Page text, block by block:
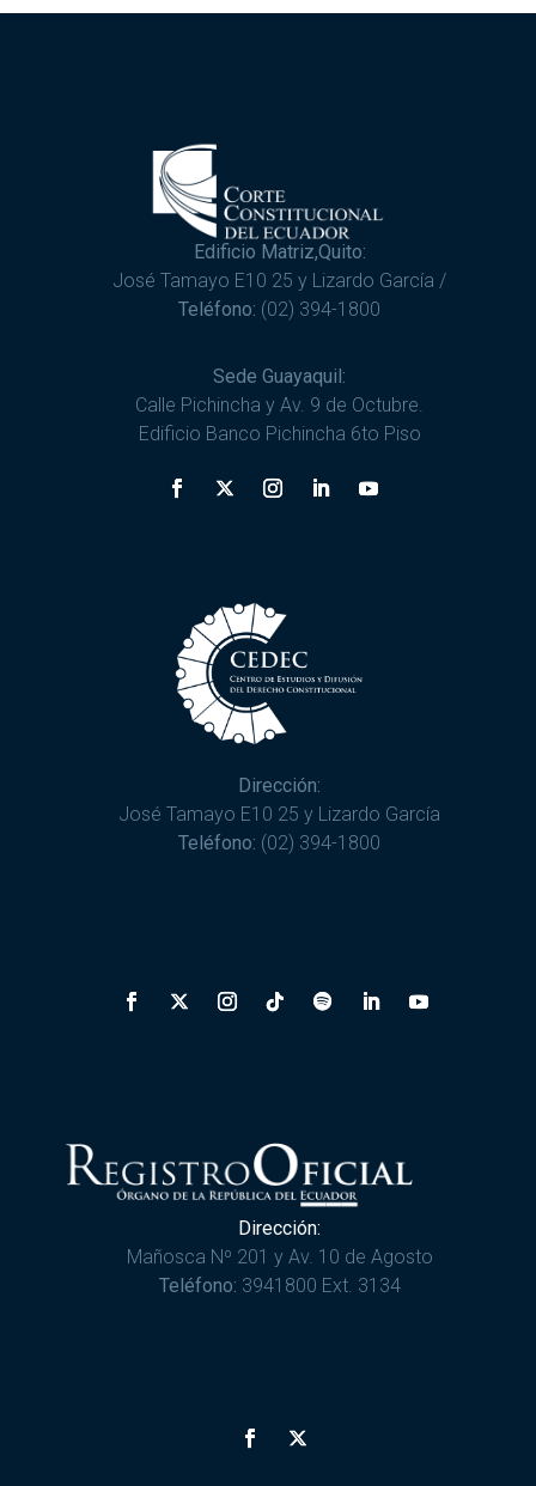
Edificio Matriz,Quito:
José Tamayo E10 25 y Lizardo García /
Teléfono: (02) 394-1800
Sede Guayaquil:
Calle Pichincha y Av. 9 de Octubre.
Edificio Banco Pichincha 6to Piso
Dirección:
José Tamayo E10 25 y Lizardo García
Teléfono: (02) 394-1800
Dirección:
Mañosca Nº 201 y Av. 10 de Agosto
Teléfono: 3941800 Ext. 3134